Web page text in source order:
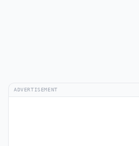
ADVERTISEMENT